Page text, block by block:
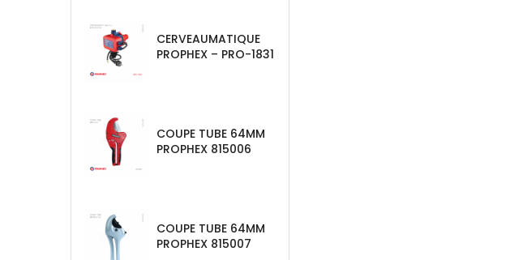
CERVEAUMATIQUE
PROPHEX – PRO-1831
COUPE TUBE 64MM
PROPHEX 815006
COUPE TUBE 64MM
PROPHEX 815007